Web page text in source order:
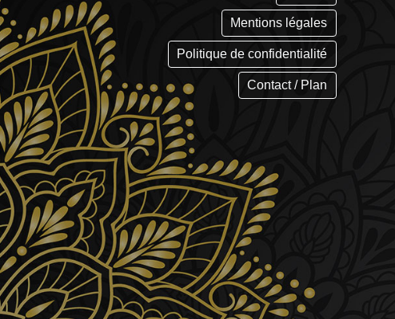
Mentions légales
Politique de confidentialité
Contact / Plan